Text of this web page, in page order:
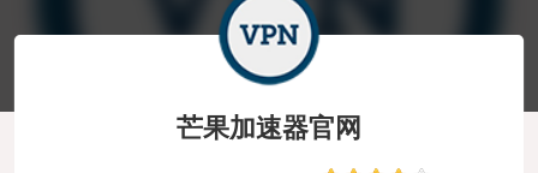
芒果加速器官网